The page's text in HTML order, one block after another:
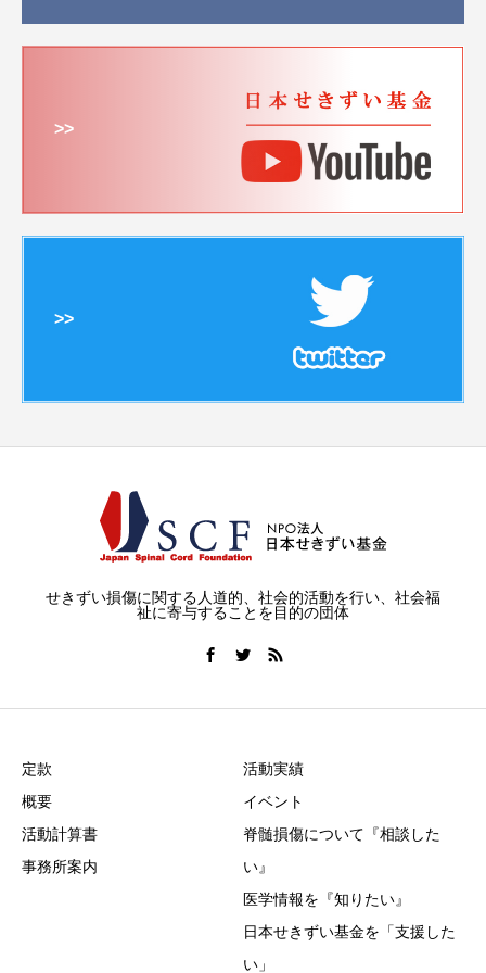
>>
>>
せきずい損傷に関する人道的、社会的活動を行い、社会福
祉に寄与することを目的の団体
定款
概要
活動計算書
事務所案内
活動実績
イベント
脊髄損傷について『相談した
い』
医学情報を『知りたい』
日本せきずい基金を「支援した
い」